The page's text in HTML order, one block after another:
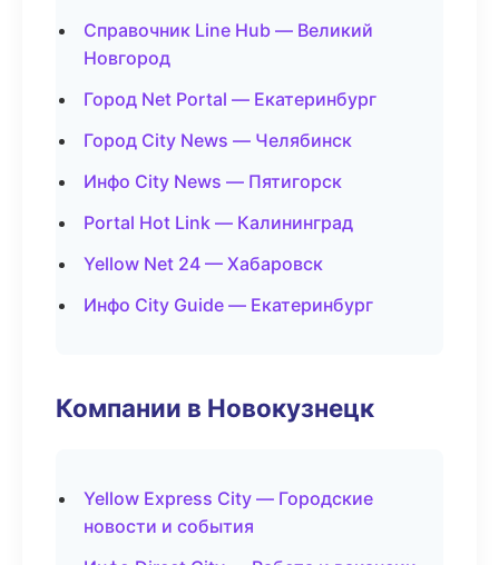
Справочник Line Hub — Великий
Новгород
Город Net Portal — Екатеринбург
Город City News — Челябинск
Инфо City News — Пятигорск
Portal Hot Link — Калининград
Yellow Net 24 — Хабаровск
Инфо City Guide — Екатеринбург
Компании в Новокузнецк
Yellow Express City — Городские
новости и события